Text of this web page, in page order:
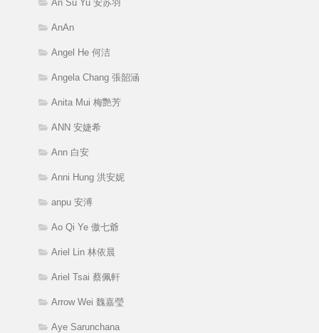
An Su Yu 安苏羽
AnAn
Angel He 何洁
Angela Chang 張韶涵
Anita Mui 梅艷芳
ANN 安婕希
Ann 白安
Anni Hung 洪安妮
anpu 安溥
Ao Qi Ye 傲七爺
Ariel Lin 林依晨
Ariel Tsai 蔡佩軒
Arrow Wei 魏嘉瑩
Aye Sarunchana